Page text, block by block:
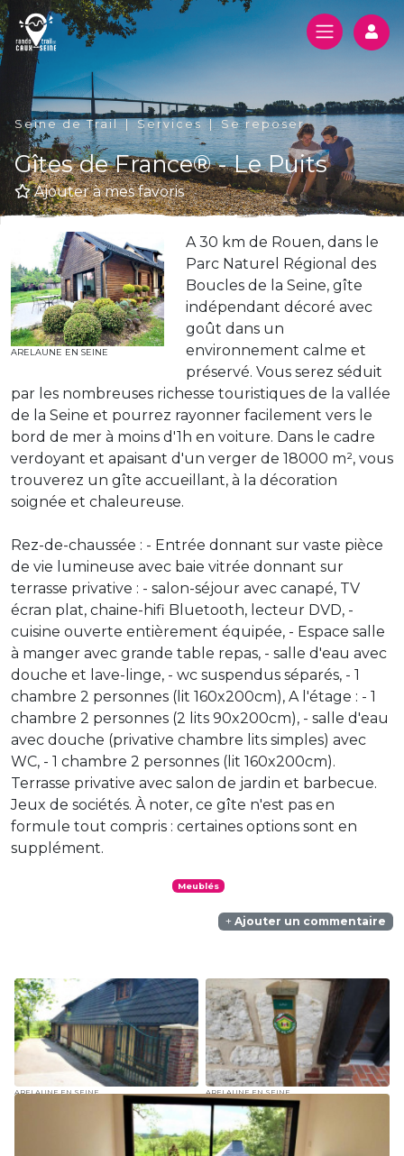
Seine de Trail Services Se reposer
Gîtes de France® - Le Puits
Ajouter à mes favoris
ARELAUNE EN SEINE
A 30 km de Rouen, dans le
Parc Naturel Régional des
Boucles de la Seine, gîte
indépendant décoré avec
goût dans un
environnement calme et
préservé. Vous serez séduit
par les nombreuses richesse touristiques de la vallée
de la Seine et pourrez rayonner facilement vers le
bord de mer à moins d'1h en voiture. Dans le cadre
verdoyant et apaisant d'un verger de 18000 m², vous
trouverez un gîte accueillant, à la décoration
soignée et chaleureuse.
Rez-de-chaussée : - Entrée donnant sur vaste pièce
de vie lumineuse avec baie vitrée donnant sur
terrasse privative : - salon-séjour avec canapé, TV
écran plat, chaine-hifi Bluetooth, lecteur DVD, -
cuisine ouverte entièrement équipée, - Espace salle
à manger avec grande table repas, - salle d'eau avec
douche et lave-linge, - wc suspendus séparés, - 1
chambre 2 personnes (lit 160x200cm), A l'étage : - 1
chambre 2 personnes (2 lits 90x200cm), - salle d'eau
avec douche (privative chambre lits simples) avec
WC, - 1 chambre 2 personnes (lit 160x200cm).
Terrasse privative avec salon de jardin et barbecue.
Jeux de sociétés. À noter, ce gîte n'est pas en
formule tout compris : certaines options sont en
supplément.
Meublés
Ajouter un commentaire
ARELAUNE EN SEINE ARELAUNE EN SEINE